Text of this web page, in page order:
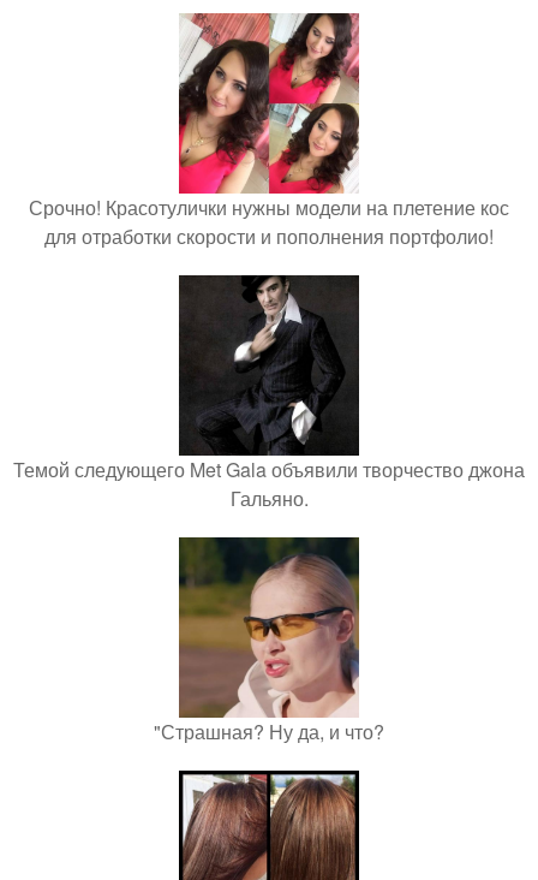
Срочно! Красотулички нужны модели на плетение кос
для отработки скорости и пополнения портфолио!
Темой следующего Met Gala объявили творчество джона
Гальяно.
"Страшная? Ну да, и что?